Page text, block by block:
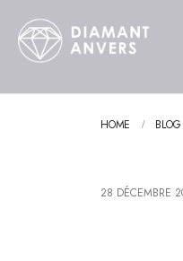
HOME BLOG
28 DÉCEMBRE